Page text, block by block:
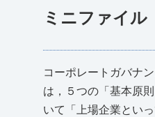
ミニファイ
コーポレートガバナ
は，５つの「基本原
いて「上場企業とい